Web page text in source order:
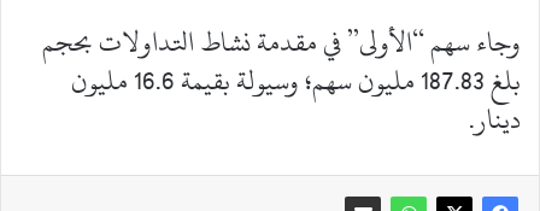
وجاء سهم “الأولى” في مقدمة نشاط التداولات بحجم
بلغ 187.83 مليون سهم؛ وسيولة بقيمة 16.6 مليون
دينار.